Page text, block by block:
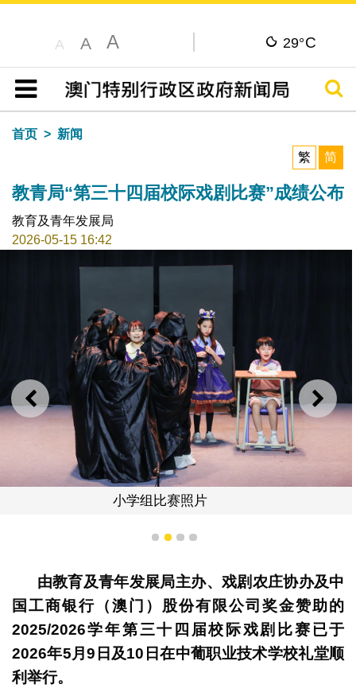
A A A 29°C
目录
搜寻
首页
新闻
繁
简
教青局“第三十四届校际戏剧比赛”成绩公布
教育及青年发展局
2026-05-15 16:42
上一则 下一
小学组比赛照片
1 2 3 4
由教育及青年发展局主办、戏剧农庄协办及中
国工商银行（澳门）股份有限公司奖金赞助的
2025/2026学年第三十四届校际戏剧比赛已于
2026年5月9 日及10 日在中葡职业技术学校礼堂顺
利举行。